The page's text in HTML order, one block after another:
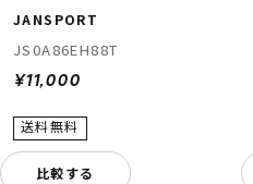
JANSPORT
JS0A86EH88T
¥11,000
比較する